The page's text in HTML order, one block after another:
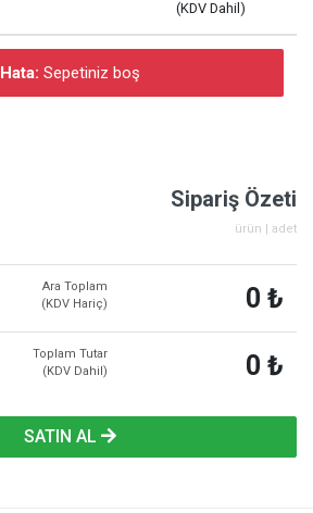
(KDV Dahil)
Hata: Sepetiniz boş
Sipariş Özeti
ürün | adet
Ara Toplam
(KDV Hariç)
0 ₺
Toplam Tutar
(KDV Dahil)
0 ₺
SATIN AL